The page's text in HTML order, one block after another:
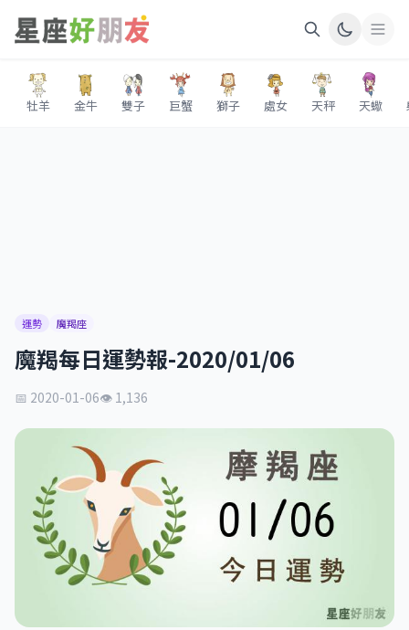
牡羊 金牛 雙子 巨蟹 獅子 處女 天秤 天蠍
運勢 魔羯座
魔羯每日運勢報-2020/01/06
📅 2020-01-06👁 1,136